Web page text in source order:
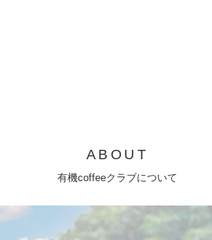
ABOUT
有機coffeeクラブについて